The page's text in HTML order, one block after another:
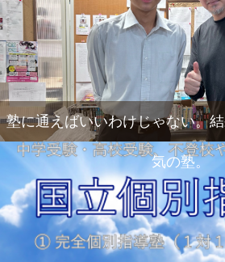
塾に通えばいいわけじゃない。
気の塾。